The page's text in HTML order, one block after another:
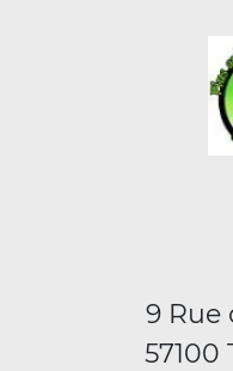
9 Rue
57100